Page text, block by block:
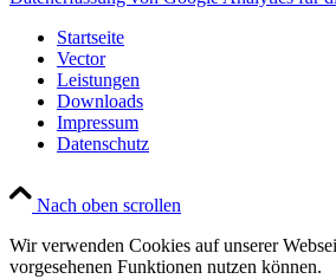
Startseite
Vector
Leistungen
Downloads
Impressum
Datenschutz
Nach oben scrollen
Wir verwenden Cookies auf unserer
vorgesehenen Funktionen nutzen können.